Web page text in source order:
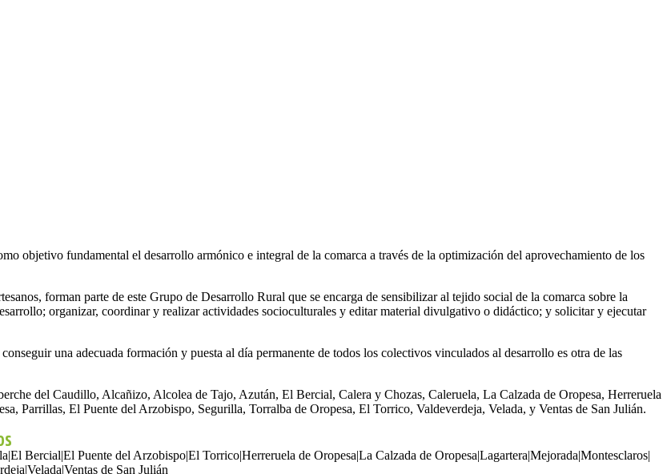
objetivo fundamental el desarrollo armónico e integral de la comarca a través de la optimización del aprovechamiento de los
forman parte de este Grupo de Desarrollo Rural que se encarga de sensibilizar al tejido social de la comarca sobre la
organizar, coordinar y realizar actividades socioculturales y editar material divulgativo o didáctico; y solicitar y ejecutar
una adecuada formación y puesta al día permanente de todos los colectivos vinculados al desarrollo es otra de las
del Caudillo, Alcañizo, Alcolea de Tajo, Azután, El Bercial, Calera y Chozas, Caleruela, La Calzada de Oropesa, Herreruela
Parrillas, El Puente del Arzobispo, Segurilla, Torralba de Oropesa, El Torrico, Valdeverdeja, Velada, y Ventas de San Julián.
|El Bercial|El Puente del Arzobispo|El Torrico|Herreruela de Oropesa|La Calzada de Oropesa|Lagartera|Mejorada|Montesclaros|
|Velada|Ventas de San Julián